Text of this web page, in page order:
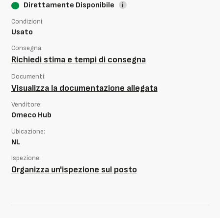
Direttamente Disponibile
Condizioni:
Usato
Consegna:
Richiedi stima e tempi di consegna
Documenti:
Visualizza la documentazione allegata
Venditore:
Omeco Hub
Ubicazione:
NL
Ispezione:
Organizza un'ispezione sul posto